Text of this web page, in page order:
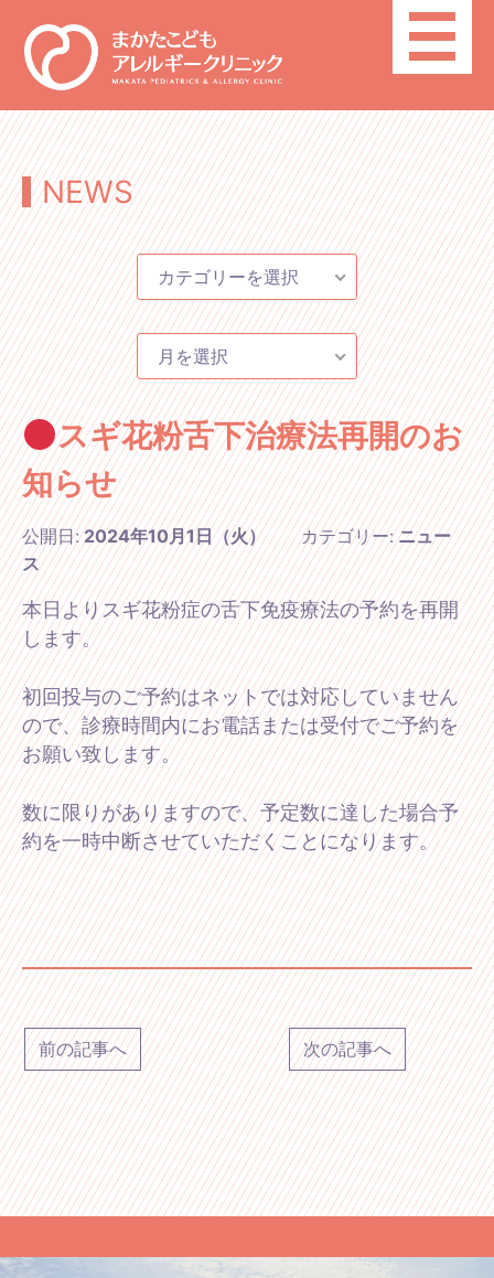
toggle
NEWS
カテゴリーを選択
月を選択
スギ花粉舌下治療法再開のお
知らせ
公開日:2024年10月1日（火） カテゴリー:ニュー
ス
本日よりスギ花粉症の舌下免疫療法の予約を再開
します。
初回投与のご予約はネットでは対応していません
ので、診療時間内にお電話または受付でご予約を
お願い致します。
数に限りがありますので、予定数に達した場合予
約を一時中断させていただくことになります。
前の記事へ 次の記事へ